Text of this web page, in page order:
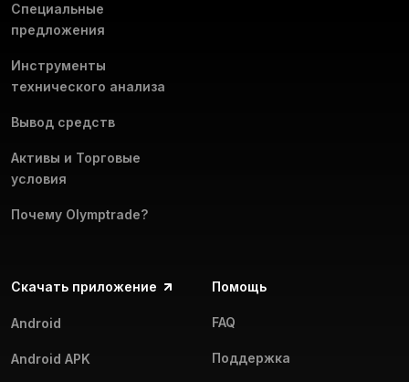
Специальные
предложения
Инструменты
технического анализа
Вывод средств
Активы и Торговые
условия
Почему Olymptrade?
Скачать приложение
Android
Android APK
Помощь
FAQ
Поддержка